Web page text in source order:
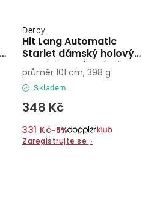
Hit Lang Automatic
Starlet dámský holový
vystřelovací deštník
Derby
Skladem
348 Kč
331 Kč−5%
Zaregistrujte se ›
průměr 101 cm, 398 g